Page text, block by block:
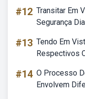
#12 Transitar Em
Segurança
#13 Tendo Em
Respectivos
#14 O Processo
Envolvem